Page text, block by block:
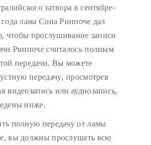
затвора в сентябре-
лама Сопа Ринпоче дал
чтобы прослушивание записи
Ринпоче считалось полным
передачи. Вы можете
передачу, просмотрев
видеозапись или аудиозапись,
ниже.
полную передачу от ламы
вы должны прослушать всю